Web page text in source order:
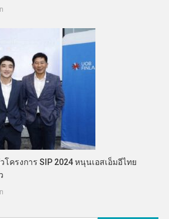
โครงการ SIP 2024 หนุนเอสเอ็มอีไทย